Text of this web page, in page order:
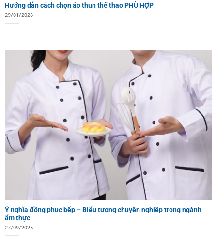
Hướng dẫn cách chọn áo thun thể thao PHÙ HỢP
29/01/2026
Ý nghĩa đồng phục bếp – Biểu tượng chuyên nghiệp trong ngành
ẩm thực
27/09/2025